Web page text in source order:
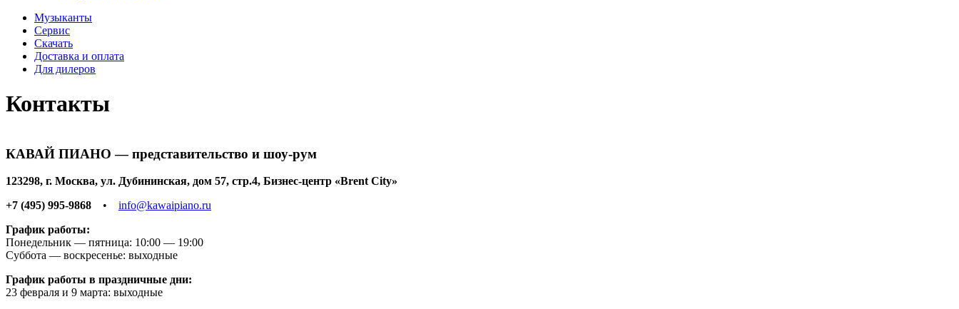
Музыканты
Сервис
Скачать
Доставка и оплата
Для дилеров
Контакты
КАВАЙ ПИАНО — представительство и шоу-рум
123298, г. Москва, ул. Дубининская, дом 57, стр.4, Бизнес-центр «Brent City»
+7 (495) 995-9868 • info@kawaipiano.ru
График работы:
Понедельник — пятница: 10:00 — 19:00
Суббота — воскресенье: выходные
График работы в праздничные дни:
23 февраля и 9 марта: выходные